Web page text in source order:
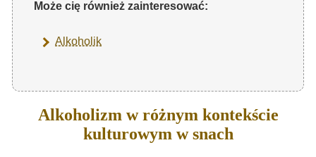
Może cię również zainteresować:
Alkoholik
Alkoholizm w różnym kontekście
kulturowym w snach